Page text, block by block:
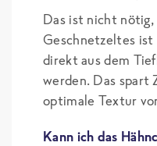
Das ist nicht nötig,
Geschnetzeltes
direkt aus dem
werden. Das spart
optimale Textur
Kann ich das